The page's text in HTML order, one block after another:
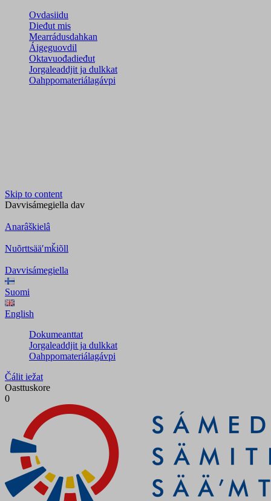
Ovdasiidu
Dieđut mis
Mearrádusdahkan
Áigeguovdil
Oktavuođadieđut
Jorgaleaddjit ja dulkkat
Oahppomateriálagávpi
Skip to content
Davvisámegiella dav
Anarâškielâ
Nuõrttsääʹmǩiõll
Davvisámegiella
Suomi
English
Dokumeanttat
Jorgaleaddjit ja dulkkat
Oahppomateriálagávpi
Čálit iežat
Oasttuskore
0